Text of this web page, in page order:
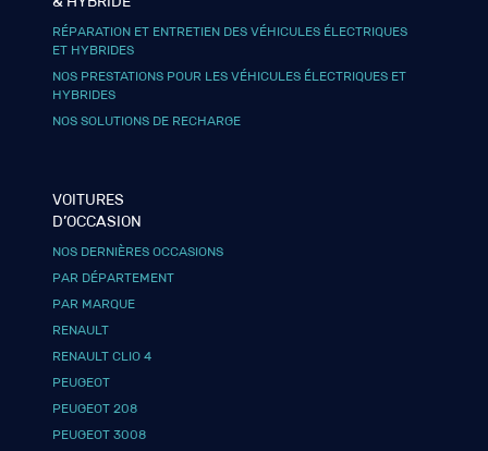
RÉPARATION ET ENTRETIEN DES VÉHICULES ÉLECTRIQUES
ET HYBRIDES
NOS PRESTATIONS POUR LES VÉHICULES ÉLECTRIQUES ET
HYBRIDES
NOS SOLUTIONS DE RECHARGE
VOITURES
D’OCCASION
NOS DERNIÈRES OCCASIONS
PAR DÉPARTEMENT
PAR MARQUE
RENAULT
RENAULT CLIO 4
PEUGEOT
PEUGEOT 208
PEUGEOT 3008